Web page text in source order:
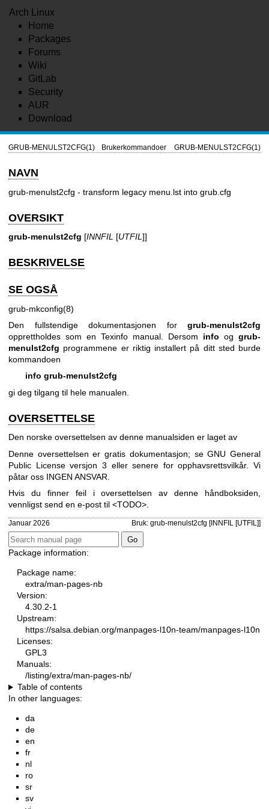
Arch Linux
Home
Packages
Forums
Wiki
GitLab
Security
AUR
Download
GRUB-MENULST2CFG(1) Brukerkommandoer GRUB-MENULST2CFG(1)
NAVN
grub-menulst2cfg - transform legacy menu.lst into grub.cfg
OVERSIKT
grub-menulst2cfg [INNFIL [UTFIL ]]
BESKRIVELSE
SE OGSÅ
grub-mkconfig(8)
Den fullstendige dokumentasjonen for grub-menulst2cfg
opprettholdes som en Texinfo manual. Dersom info og grub-
menulst2cfg programmene er riktig installert på ditt sted burde
kommandoen
info grub-menulst2cfg
gi deg tilgang til hele manualen.
OVERSETTELSE
Den norske oversettelsen av denne manualsiden er laget av
Denne oversettelsen er gratis dokumentasjon; seGNU General
Public License versjon 3 eller senere for opphavsrettsvilkår. Vi
påtar oss INGEN ANSVAR.
Hvis du finner feil i oversettelsen av denne håndboksiden,
vennligst send en e-post til <TODO>.
Januar 2026 Bruk: grub-menulst2cfg [INNFIL [UTFIL]]
Package information:
Package name:
extra/man-pages-nb
Version:
4.30.2-1
Upstream:
https://salsa.debian.org/manpages-l10n-team/manpages-l10n
Licenses:
GPL3
Manuals:
/listing/extra/man-pages-nb/
Table of contents
In other languages:
da
de
en
fr
nl
ro
sr
sv